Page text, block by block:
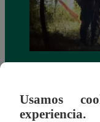
drogas
Usamos
experiencia.